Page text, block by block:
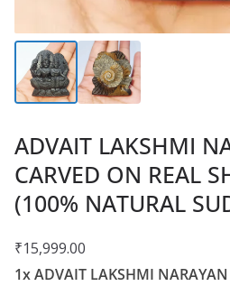
ADVAIT LAKSHMI
CARVED ON REAL
(100% NATURAL
₹15,999.00
1x ADVAIT LAKSHMI